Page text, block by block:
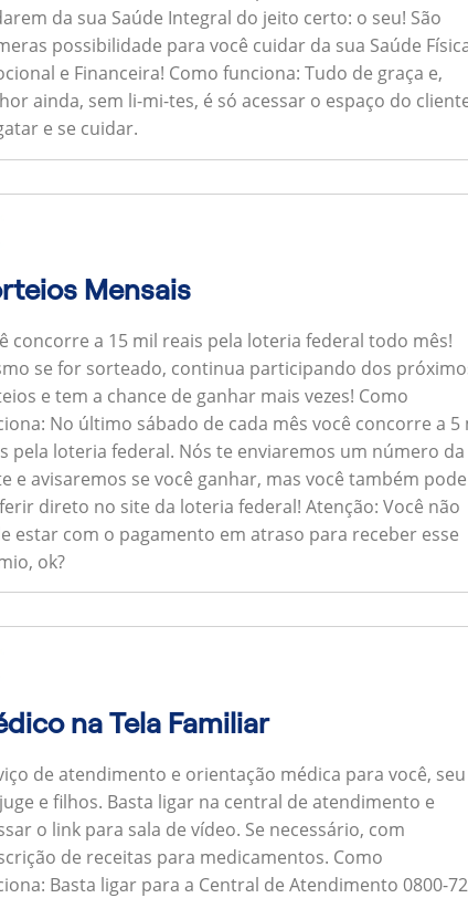
da sua Saúde Integral do jeito certo: o seu! São
possibilidade para você cuidar da sua Saúde
e Financeira! Como funciona: Tudo de graça e,
ainda, sem li-mi-tes, é só acessar o espaço do
e se cuidar.
Mensais
concorre a 15 mil reais pela loteria federal todo mês!
se for sorteado, continua participando dos
e tem a chance de ganhar mais vezes! Como
No último sábado de cada mês você concorre a 5
pela loteria federal. Nós te enviaremos um número da
e avisaremos se você ganhar, mas você também pode
direto no site da loteria federal!Atenção: Você não
estar com o pagamento em atraso para receber esse
ok?
na Tela Familiar
de atendimento e orientação médica para você, seu
e filhos. Basta ligar na central de atendimento e
o link para sala de vídeo. Se necessário, com
de receitas para medicamentos. Como
Basta ligar para a Central de Atendimento 0800-